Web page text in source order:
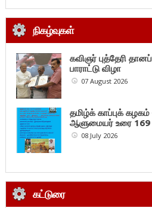
நிகழ்வுகள்
கவிஞர் புத்தேரி
பாராட்டு விழா
07 August 2026
தமிழ்க் காப்புக்
ஆளுமையர் உரை 169
08 July 2026
கட்டுரை